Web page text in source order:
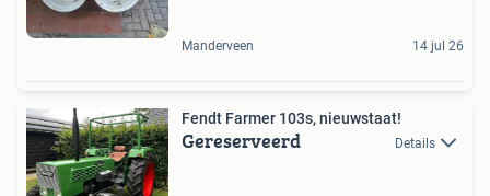
Manderveen 14 jul 26
Fendt Farmer 103s, nieuwstaat!
Gereserveerd Details